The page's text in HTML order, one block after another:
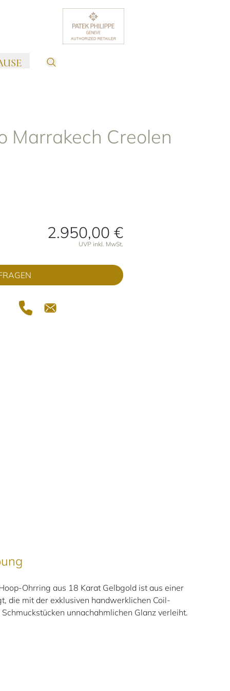
Marrakech Creolen
2.950,00 €
UVP inkl. MwSt.
Ohrring aus 18 Karat Gelbgold ist aus einer
die mit der exklusiven handwerklichen Coil-
unnachahmlichen Glanz verleiht.